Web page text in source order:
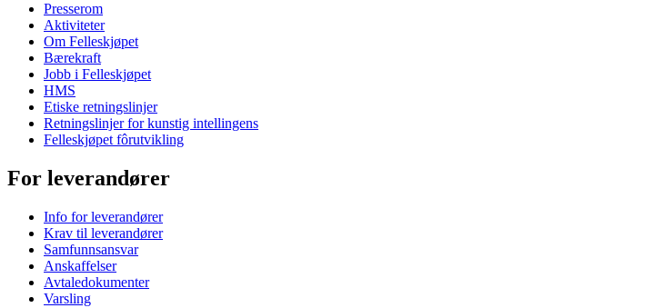
Presserom
Aktiviteter
Om Felleskjøpet
Bærekraft
Jobb i Felleskjøpet
HMS
Etiske retningslinjer
Retningslinjer for kunstig intellingens
Felleskjøpet fôrutvikling
For leverandører
Info for leverandører
Krav til leverandører
Samfunnsansvar
Anskaffelser
Avtaledokumenter
Varsling